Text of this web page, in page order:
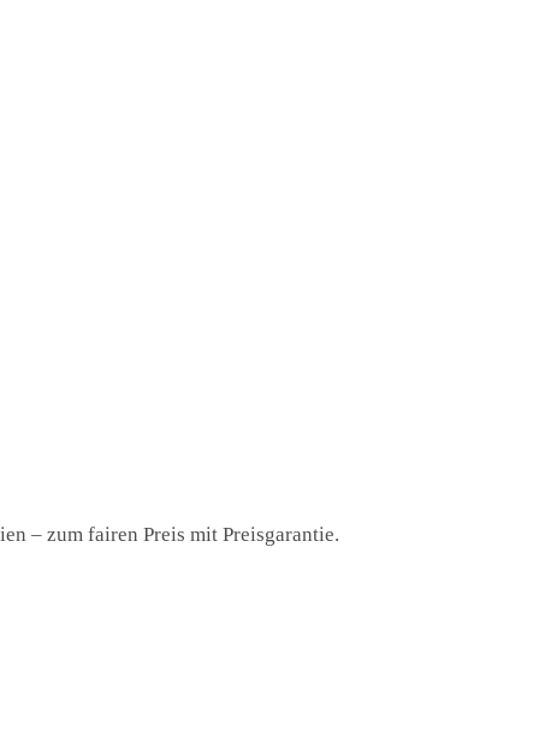
– zum fairen Preis mit Preisgarantie.